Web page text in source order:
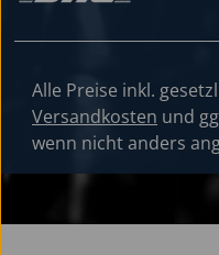
Alle Preise inkl.
Versandkosten und
wenn nicht anders